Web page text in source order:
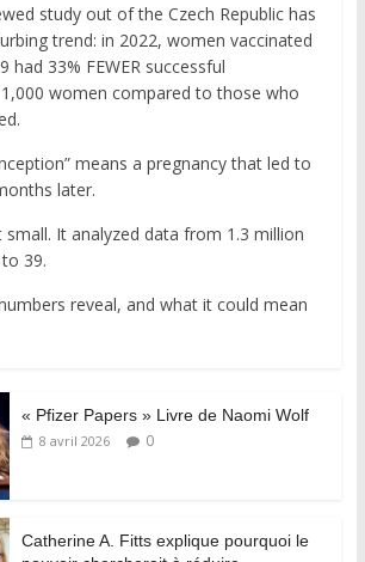
study out of the Czech Republic has
trend: in 2022, women vaccinated
had 33% FEWER successful
women compared to those who
means a pregnancy that led to
later.
small. It analyzed data from 1.3 million
39.
reveal, and what it could mean
« Pfizer Papers » Livre de Naomi Wolf
8 avril 2026 0
Catherine A. Fitts explique pourquoi le